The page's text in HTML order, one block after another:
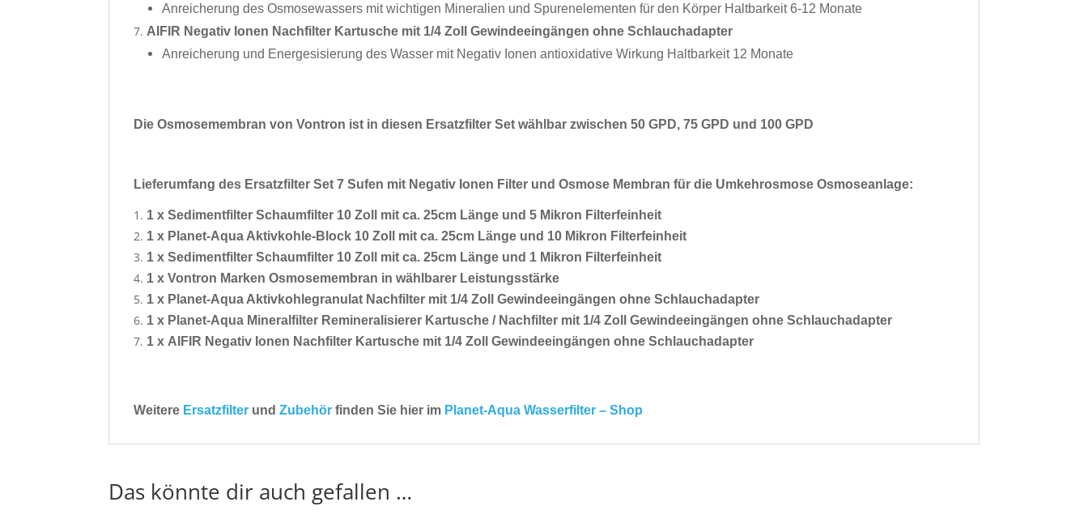
Anreicherung des Osmosewassers mit wichtigen Mineralien und Spurenelementen für den Körper Haltbarkeit 6-12 Monate
AIFIR Negativ Ionen Nachfilter Kartusche mit 1/4 Zoll Gewindeeingängen ohne Schlauchadapter
Anreicherung und Energesisierung des Wasser mit Negativ Ionen antioxidative Wirkung Haltbarkeit 12 Monate
Die Osmosemembran von Vontron ist in diesen Ersatzfilter Set wählbar zwischen 50 GPD, 75 GPD und 100 GPD
Lieferumfang des Ersatzfilter Set 7 Sufen mit Negativ Ionen Filter und Osmose Membran für die Umkehrosmose Osmoseanlage:
1 x Sedimentfilter Schaumfilter 10 Zoll mit ca. 25cm Länge und 5 Mikron Filterfeinheit
1 x Planet-Aqua Aktivkohle-Block 10 Zoll mit ca. 25cm Länge und 10 Mikron Filterfeinheit
1 x Sedimentfilter Schaumfilter 10 Zoll mit ca. 25cm Länge und 1 Mikron Filterfeinheit
1 x Vontron Marken Osmosemembran in wählbarer Leistungsstärke
1 x Planet-Aqua Aktivkohlegranulat Nachfilter mit 1/4 Zoll Gewindeeingängen ohne Schlauchadapter
1 x Planet-Aqua Mineralfilter Remineralisierer Kartusche / Nachfilter mit 1/4 Zoll Gewindeeingängen ohne Schlauchadapter
1 x AIFIR Negativ Ionen Nachfilter Kartusche mit 1/4 Zoll Gewindeeingängen ohne Schlauchadapter
Weitere Ersatzfilter undZubehör finden Sie hier im Planet-Aqua Wasserfilter – Shop
Das könnte dir auch gefallen …